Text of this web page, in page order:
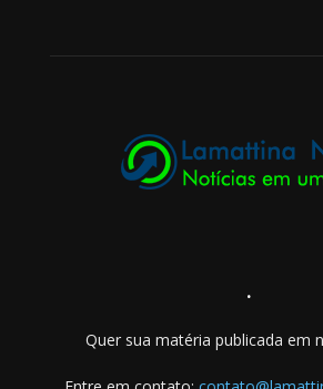
.
Quer sua matéria publicada em